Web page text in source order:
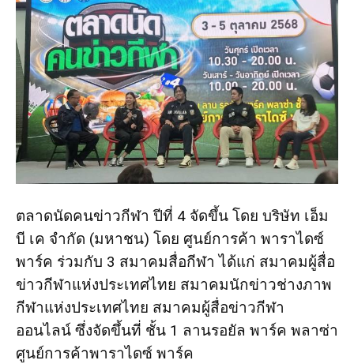
ตลาดนัดคนข่าวกีฬา ปีที่ 4 จัดขึ้น โดย บริษัท เอ็ม
บี เค จำกัด (มหาชน) โดย ศูนย์การค้า พาราไดซ์
พาร์ค ร่วมกับ 3 สมาคมสื่อกีฬา ได้แก่ สมาคมผู้สื่อ
ข่าวกีฬาแห่งประเทศไทย สมาคมนักข่าวช่างภาพ
กีฬาแห่งประเทศไทย สมาคมผู้สื่อข่าวกีฬา
ออนไลน์ ซึ่งจัดขึ้นที่ ชั้น 1 ลานรอยัล พาร์ค พลาซ่า
ศูนย์การค้าพาราไดซ์ พาร์ค